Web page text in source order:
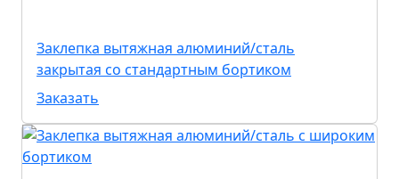
Заклепка вытяжная алюминий/сталь
закрытая со стандартным бортиком
Заказать